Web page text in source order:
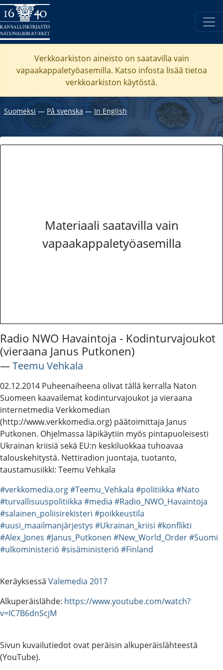
Verkkoarkiston aineisto on saatavilla vain
vapaakappaletyöasemilla. Katso infosta lisää tietoa
verkkoarkiston käytöstä.
Suomeksi ― På svenska ― In English
Materiaali saatavilla vain
vapaakappaletyöasemilla
Radio NWO Havaintoja - Kodinturvajoukot
(vieraana Janus Putkonen)
―Teemu Vehkala
02.12.2014 Puheenaiheena olivat tällä kerralla Naton
Suomeen kaavailemat kodinturvajoukot ja vieraana
internetmedia Verkkomedian
(http://www.verkkomedia.org) päätoimittaja Janus
Putkonen. Ohjelmassa läpikäytiin myös pintapuoleisesti
Ukrainan kriisiä sekä EU:n keskiluokkaa tuhoavaa
talouskehitystä. Nettiradion juontaja, tuotanto,
taustamusiikki: Teemu Vehkala
#verkkomedia.org#Teemu_Vehkala #politiikka #Nato
#turvallisuuspolitiikka #media #Radio_NWO_Havaintoja
#salainen_poliisirekisteri #poikkeustila
#uusi_maailmanjärjestys #Ukrainan_kriisi #konflikti
#Alex_Jones #Janus_Putkonen #New_World_Order#Suomi
#ulkoministeriö #sisäministeriö #Finland
Keräyksessä Valemedia 2017
Alkuperäislähde: https://www.youtube.com/watch?
v=IC7B6dnScjM
Sivun kuvailutiedot ovat peräisin alkuperäislähteestä
(YouTube).